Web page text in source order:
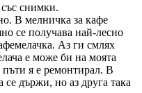
снимки.
В мелничка за кафе
се получава най-лесно
Аз ги смлях
е може би на моята
пъти я е ремонтирал. В
се държи, но аз друга така